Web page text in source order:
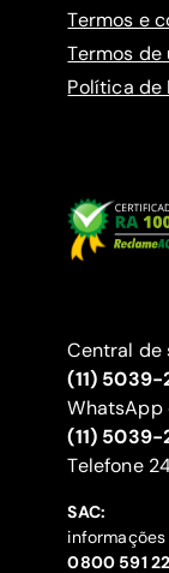
Termos e
Termos de
Política de
Central de
(11) 5039-
WhatsApp
(11) 5039-
‍Telefone
SAC:
‍0800 591